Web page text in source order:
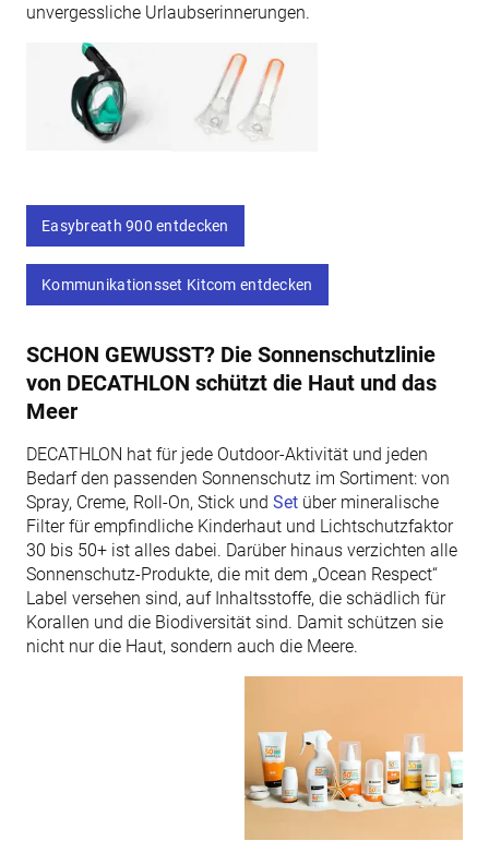
unvergessliche Urlaubserinnerungen.
Easybreath 900 entdecken
Kommunikationsset Kitcom entdecken
SCHON GEWUSST? Die Sonnenschutzlinie
von DECATHLON schützt die Haut und das
Meer
DECATHLON hat für jede Outdoor-Aktivität und jeden
Bedarf den passenden Sonnenschutz im Sortiment: von
Spray, Creme, Roll-On, Stick und Set über mineralische
Filter für empfindliche Kinderhaut und Lichtschutzfaktor
30 bis 50+ ist alles dabei. Darüber hinaus verzichten alle
Sonnenschutz-Produkte, die mit dem „Ocean Respect“
Label versehen sind, auf Inhaltsstoffe, die schädlich für
Korallen und die Biodiversität sind. Damit schützen sie
nicht nur die Haut, sondern auch die Meere.